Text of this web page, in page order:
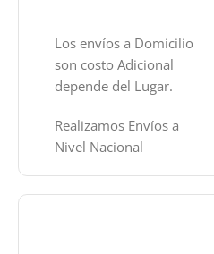
Los envíos a Domicilio
son costo Adicional
depende del Lugar.
Realizamos Envíos a
Nivel Nacional